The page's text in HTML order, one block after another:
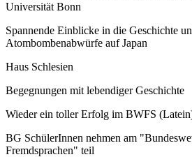
Universität Bonn
Spannende Einblicke in die Geschichte
Atombombenabwürfe auf Japan
Haus Schlesien
Begegnungen mit lebendiger Geschichte
Wieder ein toller Erfolg im BWFS
BG SchülerInnen nehmen am
Fremdsprachen" teil